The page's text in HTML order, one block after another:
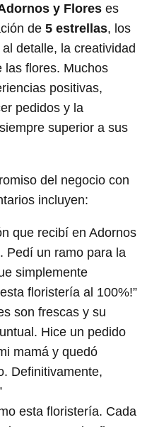
y Flores es
de 5 estrellas, los
detalle, la creatividad
las flores. Muchos
positivas,
pedidos y la
superior a sus
del negocio con
incluyen:
que recibí en Adornos
Pedí un ramo para la
simplemente
floristería al 100%!”
son frescas y su
Hice un pedido
mamá y quedó
Definitivamente,
esta floristería. Cada